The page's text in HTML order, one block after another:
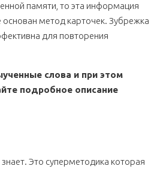
памяти, то эта информация
метод карточек. Зубрежка
для повторения
слова и при этом
подробное описание
Это суперметодика которая